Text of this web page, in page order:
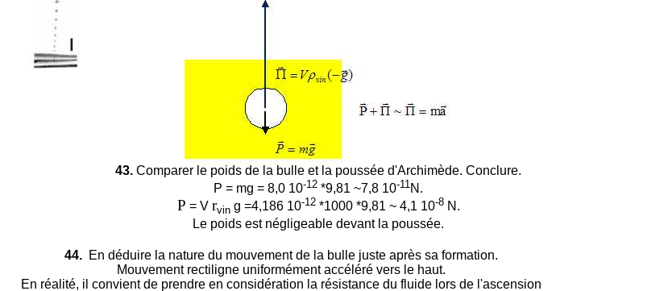
43. Comparer le poids de la bulle et la poussée d'Archimède. Conclure.
P = mg = 8,0 10-12 *9,81 ~7,8 10-11 N.
P = V rving =4,186 10-12*1000 *9,81 ~ 4,1 10-8N.
Le poids est négligeable devant la poussée.
44. En déduire la nature du mouvement de la bulle juste après sa formation.
Mouvement rectiligne uniformément accéléré vers le haut.
En réalité, il convient de prendre en considération la résistance du fluide lors de l'ascension